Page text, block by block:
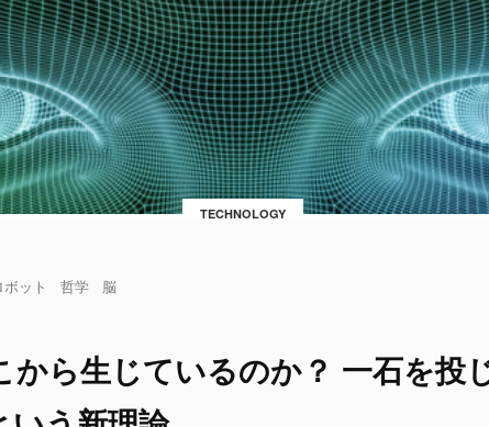
TECHNOLOGY
ボット 哲学 脳
ら生じているのか？ 一石を投